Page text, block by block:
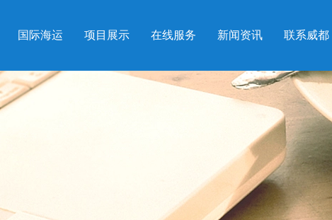
国际海运 项目展示 在线服务 新闻资讯 联系威都